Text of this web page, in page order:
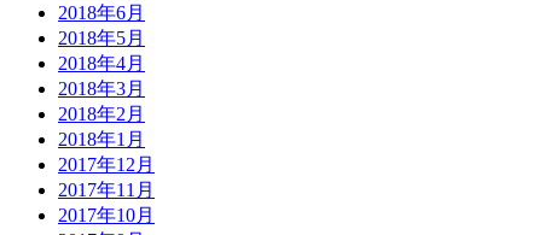
2018年6月
2018年5月
2018年4月
2018年3月
2018年2月
2018年1月
2017年12月
2017年11月
2017年10月